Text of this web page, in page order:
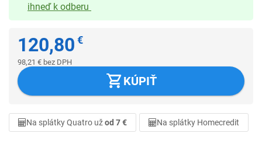
ihneď k odberu
120,80 €
98,21 € bez DPH
KÚPIŤ
Na splátky Quatro užod 7 € Na splátky Homecredit